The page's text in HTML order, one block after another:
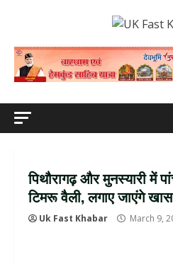
पिथौरागढ़ और मुनस्यारी में
टिमरू वैली, लगाए जाएंगे
Uk Fast Khabar March 9,